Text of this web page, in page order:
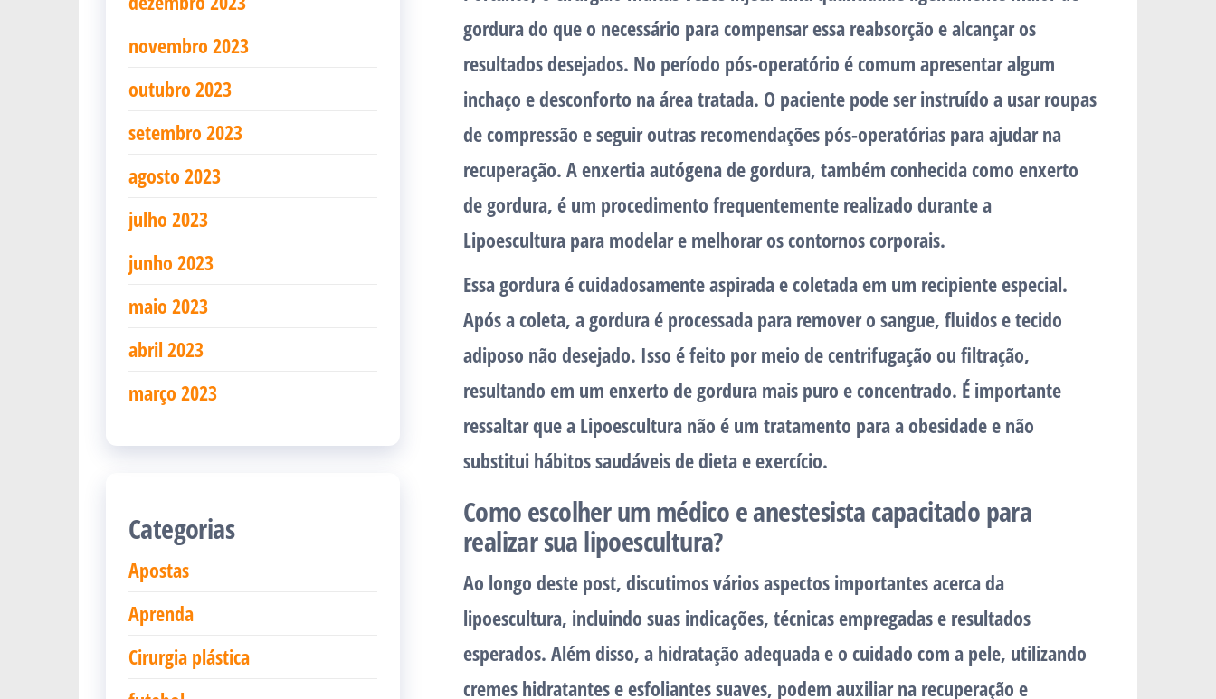
gordura do que o necessário para compensar essa reabsorção e alcançar os
resultados desejados. No período pós-operatório é comum apresentar algum
inchaço e desconforto na área tratada. O paciente pode ser instruído a usar roupas
de compressão e seguir outras recomendações pós-operatórias para ajudar na
recuperação. A enxertia autógena de gordura, também conhecida como enxerto
de gordura, é um procedimento frequentemente realizado durante a
Lipoescultura para modelar e melhorar os contornos corporais.
Essa gordura é cuidadosamente aspirada e coletada em um recipiente especial.
Após a coleta, a gordura é processada para remover o sangue, fluidos e tecido
adiposo não desejado. Isso é feito por meio de centrifugação ou filtração,
resultando em um enxerto de gordura mais puro e concentrado. É importante
ressaltar que a Lipoescultura não é um tratamento para a obesidade e não
substitui hábitos saudáveis de dieta e exercício.
Como escolher um médico e anestesista capacitado para
realizar sua lipoescultura?
Ao longo deste post, discutimos vários aspectos importantes acerca da
lipoescultura, incluindo suas indicações, técnicas empregadas e resultados
esperados. Além disso, a hidratação adequada e o cuidado com a pele, utilizando
cremes hidratantes e esfoliantes suaves, podem auxiliar na recuperação e
novembro 2023
outubro 2023
setembro 2023
agosto 2023
julho 2023
junho 2023
maio 2023
abril 2023
março 2023
Categorias
Apostas
Aprenda
Cirurgia plástica